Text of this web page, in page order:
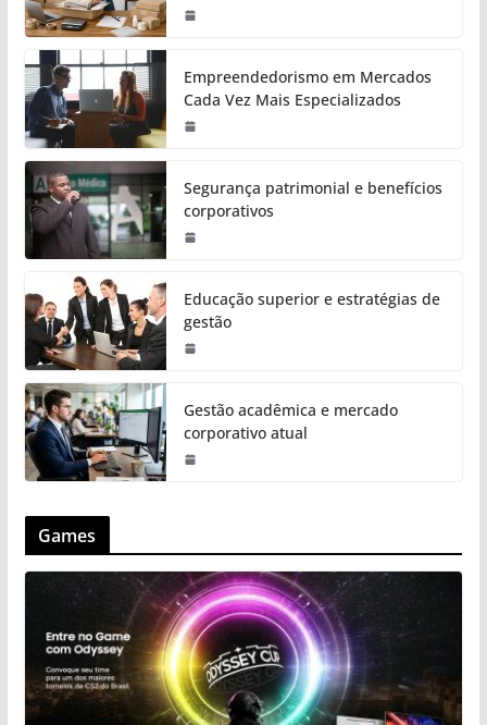
Empreendedorismo em Mercados
Cada Vez Mais Especializados
Segurança patrimonial e benefícios
corporativos
Educação superior e estratégias de
gestão
Gestão acadêmica e mercado
corporativo atual
Games